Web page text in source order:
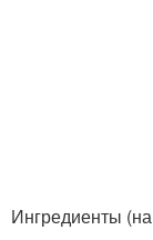
Ингредиенты